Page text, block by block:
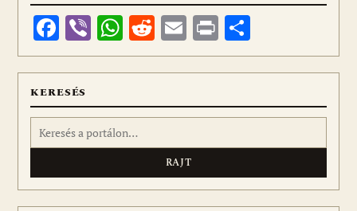
Facebook
ViberWhatsApp
Reddit
Email
Print
meg
KERESÉS
Keresés: